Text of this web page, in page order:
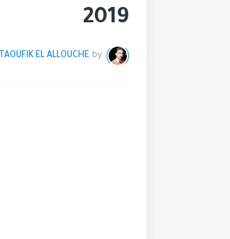
2019
by
TAOUFIK EL ALLOUCHE